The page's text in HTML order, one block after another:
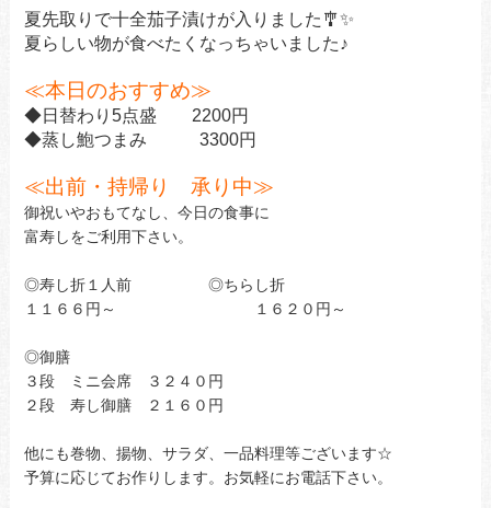
夏先取りで十全茄子漬けが入りました 🎐✨
夏らしい物が食べたくなっちゃいました♪
≪本日のおすすめ≫
◆日替わり 5点盛 2200円
◆蒸し鮑つまみ 3300円
≪出前・持帰り 承り中≫
御祝いやおもてなし、今日の食事に
富寿しをご利用下さい。
◎寿し折１人前 ◎ちらし折
１１６６円～ １６２０円～
◎御膳
３段 ミニ会席 ３２４０円
２段 寿し御膳 ２１６０円
他にも巻物、揚物、サラダ、一品料理等ございます☆
予算に応じてお作りします。お気軽にお電話下さい。